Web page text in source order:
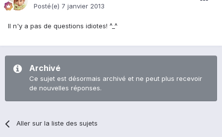
Posté(e) 7 janvier 2013
Il n'y a pas de questions idiotes! ^_^
Archivé
Ce sujet est désormais archivé et ne peut plus recevoir
de nouvelles réponses.
Aller sur la liste des sujets